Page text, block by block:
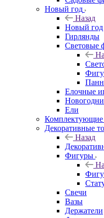
Новый год
Назад
Новый год
Гирлянды
Световые
Елочные
Ели
Комплектующие
Декоративные
Назад
Фигуры
Свечи
Вазы
Держатели